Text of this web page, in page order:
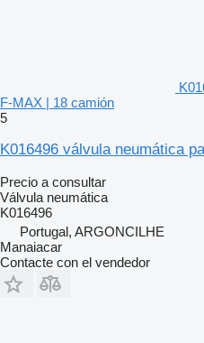
F-MAX | 18 camión
5
K016496 válvula neumática
Precio a consultar
Válvula neumática
K016496
Portugal, ARGONCILHE
Manaiacar
Contacte con el vendedor